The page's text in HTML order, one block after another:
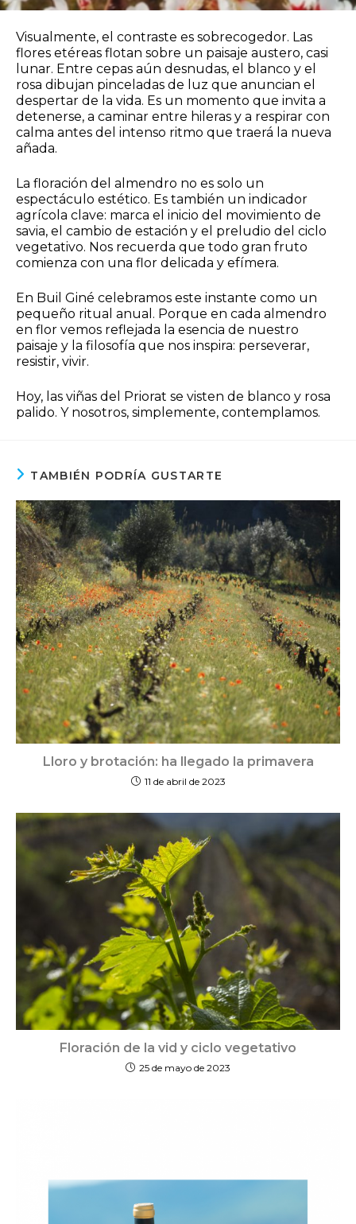
Visualmente, el contraste es sobrecogedor. Las
flores etéreas flotan sobre un paisaje austero, casi
lunar. Entre cepas aún desnudas, el blanco y el
rosa dibujan pinceladas de luz que anuncian el
despertar de la vida. Es un momento que invita a
detenerse, a caminar entre hileras y a respirar con
calma antes del intenso ritmo que traerá la nueva
añada.
La floración del almendro no es solo un
espectáculo estético. Es también un indicador
agrícola clave: marca el inicio del movimiento de
savia, el cambio de estación y el preludio del ciclo
vegetativo. Nos recuerda que todo gran fruto
comienza con una flor delicada y efímera.
En Buil Giné celebramos este instante como un
pequeño ritual anual. Porque en cada almendro
en flor vemos reflejada la esencia de nuestro
paisaje y la filosofía que nos inspira: perseverar,
resistir, vivir.
Hoy, las viñas del Priorat se visten de blanco y rosa
palido. Y nosotros, simplemente, contemplamos.
TAMBIÉN PODRÍA GUSTARTE
Lloro y brotación: ha llegado la primavera
11 de abril de 2023
Floración de la vid y ciclo vegetativo
25 de mayo de 2023